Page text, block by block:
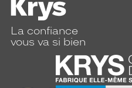
La confiance
vous va si bien